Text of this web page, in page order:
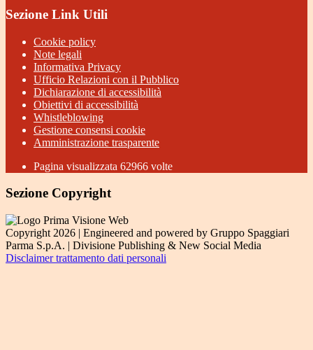
Sezione Link Utili
Cookie policy
Note legali
Informativa Privacy
Ufficio Relazioni con il Pubblico
Dichiarazione di accessibilità
Obiettivi di accessibilità
Whistleblowing
Gestione consensi cookie
Amministrazione trasparente
Pagina visualizzata 62966 volte
Sezione Copyright
Copyright 2026 | Engineered and powered by Gruppo Spaggiari
Parma S.p.A. | Divisione Publishing & New Social Media
Disclaimer trattamento dati personali